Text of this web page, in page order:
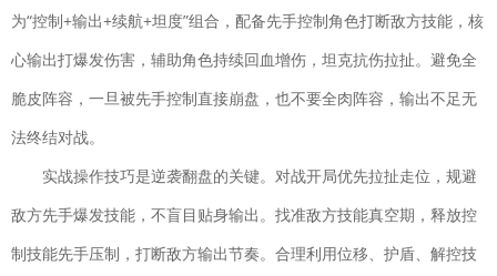
益智休闲| 22MB
剑凌苍穹破解版无限元
宝
下载
神游记
下载
冒险解谜| 46.9MB
为“控制+输出+续航+坦度”组合，配备先手控制角色打断敌方技能，核
心输出打爆发伤害，辅助角色持续回血增伤，坦克抗伤拉扯。避免全
脆皮阵容，一旦被先手控制直接崩盘，也不要全肉阵容，输出不足无
法终结对战。
实战操作技巧是逆袭翻盘的关键。对战开局优先拉扯走位，规避
敌方先手爆发技能，不盲目贴身输出。找准敌方技能真空期，释放控
制技能先手压制，打断敌方输出节奏。合理利用位移、护盾、解控技